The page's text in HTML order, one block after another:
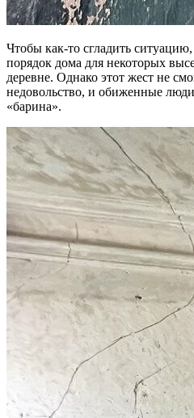
Чтобы как-то сгладить
порядок дома для некоторых
деревне. Однако этот жест не
недовольство, и обиженные
«барина».